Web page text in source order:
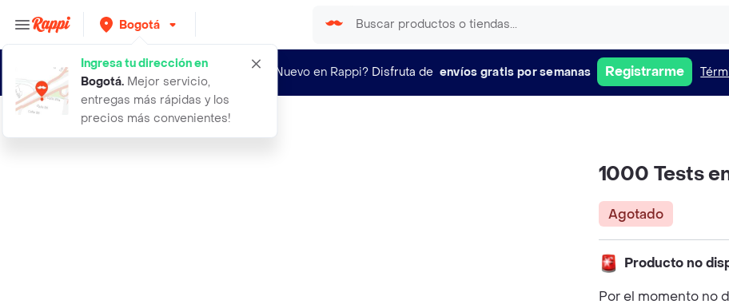
Bogotá
Ingresa tu dirección en
Bogotá. Mejor servicio,
entregas más rápidas y los
precios más convenientes!
¿Nuevo en Rappi? Disfruta de envíos gratis por semanas Registrarme
1000 tests en francais niveau 3
1000 Tests
Agotado
Producto no
Por el momento no